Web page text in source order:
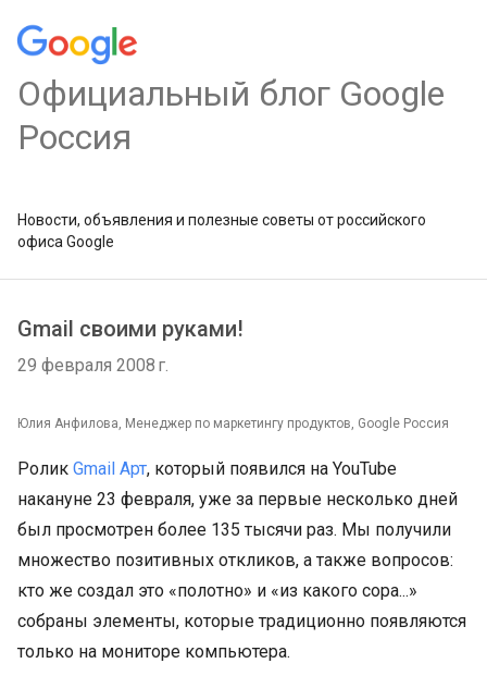
Официальный блог Google
Россия
Новости, объявления и полезные советы от российского
офиса Google
Gmail своими руками!
29 февраля 2008 г.
Юлия Анфилова, Менеджер по маркетингу продуктов, Google Россия
Ролик Gmail Арт, который появился на YouTube
накануне 23 февраля, уже за первые несколько дней
был просмотрен более 135 тысячи раз. Мы получили
множество позитивных откликов, а также вопросов:
кто же создал это «полотно» и «из какого сора...»
собраны элементы, которые традиционно появляются
только на мониторе компьютера.